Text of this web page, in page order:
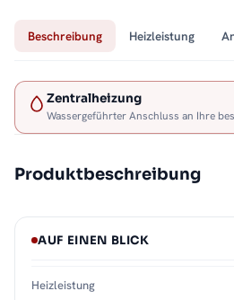
Beschreibung Heizleistung
Zentralheizung
Wassergeführter Anschluss an Ihre
Produktbeschreibung
AUF EINEN BLICK
Heizleistung